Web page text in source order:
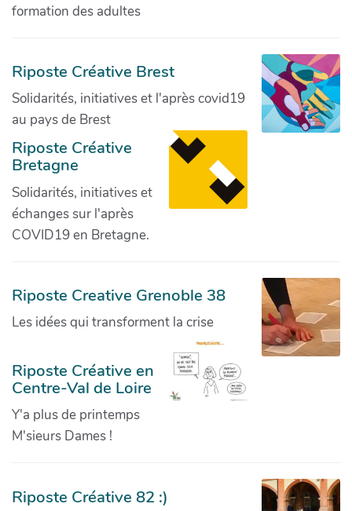
formation des adultes
Riposte Créative Brest
Solidarités, initiatives et l'après covid19
au pays de Brest
Riposte Créative
Bretagne
Solidarités, initiatives et
échanges sur l'après
COVID19 en Bretagne.
Riposte Creative Grenoble 38
Les idées qui transforment la crise
Riposte Créative en
Centre-Val de Loire
Y'a plus de printemps
M'sieurs Dames !
Riposte Créative 82 :)